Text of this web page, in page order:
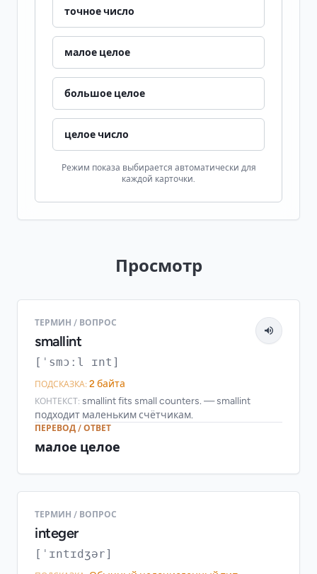
точное число
малое целое
большое целое
целое число
Режим показа выбирается автоматически для
каждой карточки.
Просмотр
ТЕРМИН / ВОПРОС
smallint
[ˈsmɔːl ɪnt]
ПОДСКАЗКА: 2 байта
КОНТЕКСТ: smallint fits small counters. — smallint
подходит маленьким счётчикам.
ПЕРЕВОД / ОТВЕТ
малое целое
ТЕРМИН / ВОПРОС
integer
[ˈɪntɪdʒər]